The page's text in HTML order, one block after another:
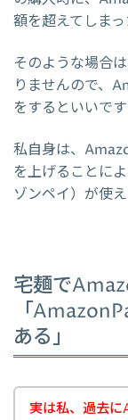
額を超えてしま
そのような場合
りませんので、
をするといいで
私自身は、
を上げることに
ゾンペイ）が使
宅麺で
「
ある」
実は私、過去